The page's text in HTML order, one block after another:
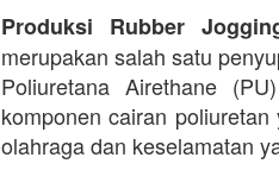
Produksi Rubber
merupakan salah satu
Poliuretana Airethane
komponen cairan
olahraga dan keselamatan